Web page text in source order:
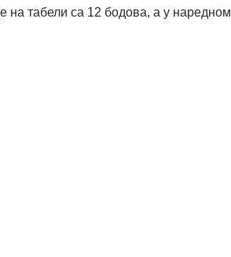
на табели са 12 бодова, а у наредном